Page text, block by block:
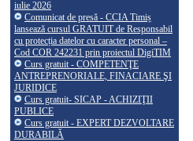
iulie 2026
Comunicat de presă - CCIA Timiș
lansează cursul GRATUIT de Responsabil
cu protecția datelor cu caracter personal –
Cod COR 242231 prin proiectul DigiTIM
Curs gratuit - COMPETENŢE
ANTREPRENORIALE, FINACIARE ŞI
JURIDICE
Curs gratuit- SICAP - ACHIZIŢII
PUBLICE
Curs gratuit - EXPERT DEZVOLTARE
DURABILĂ